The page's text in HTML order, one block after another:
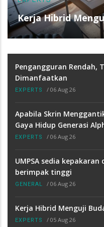
Perbandingan
Berasaskan
Tenaga dan
Pengangguran Rendah,
Dimanfaatkan
EXPERTS / 06 Aug 26
Apabila Skrin
Gaya Hidup Generasi
EXPERTS / 06 Aug 26
UMPSA sedia
berimpak tinggi
GENERAL / 06 Aug 26
Kerja Hibrid Menguji
EXPERTS / 05 Aug 26